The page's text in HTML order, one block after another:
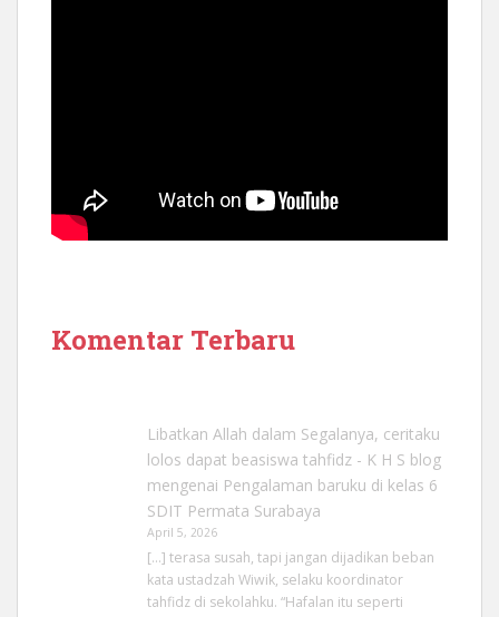
Komentar Terbaru
Libatkan Allah dalam Segalanya, ceritaku
lolos dapat beasiswa tahfidz - K H S blog
mengenai Pengalaman baruku di kelas 6
SDIT Permata Surabaya
April 5, 2026
[…] terasa susah, tapi jangan dijadikan beban
kata ustadzah Wiwik, selaku koordinator
tahfidz di sekolahku. “Hafalan itu seperti